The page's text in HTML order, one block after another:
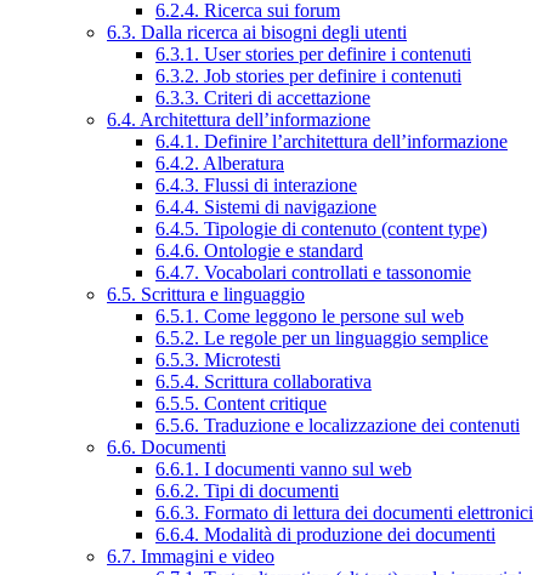
6.2.4. Ricerca sui forum
6.3. Dalla ricerca ai bisogni degli utenti
6.3.1. User stories per definire i contenuti
6.3.2. Job stories per definire i contenuti
6.3.3. Criteri di accettazione
6.4. Architettura dell’informazione
6.4.1. Definire l’architettura dell’informazione
6.4.2. Alberatura
6.4.3. Flussi di interazione
6.4.4. Sistemi di navigazione
6.4.5. Tipologie di contenuto (content type)
6.4.6. Ontologie e standard
6.4.7. Vocabolari controllati e tassonomie
6.5. Scrittura e linguaggio
6.5.1. Come leggono le persone sul web
6.5.2. Le regole per un linguaggio semplice
6.5.3. Microtesti
6.5.4. Scrittura collaborativa
6.5.5. Content critique
6.5.6. Traduzione e localizzazione dei contenuti
6.6. Documenti
6.6.1. I documenti vanno sul web
6.6.2. Tipi di documenti
6.6.3. Formato di lettura dei documenti elettronici
6.6.4. Modalità di produzione dei documenti
6.7. Immagini e video